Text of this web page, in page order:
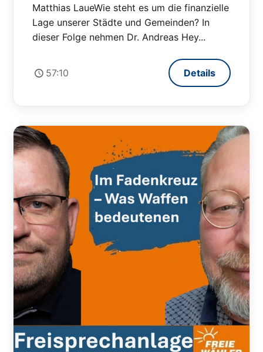
Matthias LaueWie steht es um die finanzielle
Lage unserer Städte und Gemeinden? In
dieser Folge nehmen Dr. Andreas Hey...
57:10 Details